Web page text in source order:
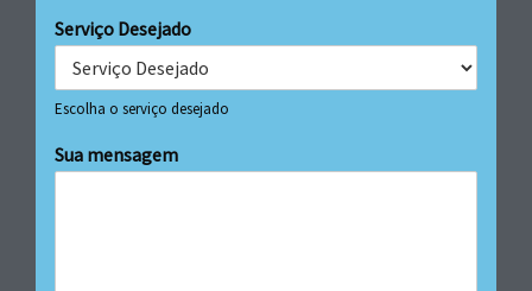
Serviço Desejado
Escolha o serviço desejado
Sua mensagem